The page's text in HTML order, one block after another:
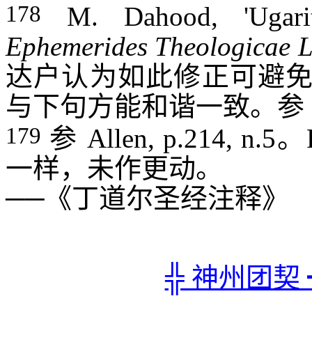
178
M. Dahood,
Ephemerides Theologicae
达户认为如此修正可避
与下句方能和谐一致。参
179 参 Allen, p.214, n.5。
一样，未作更动。
──《丁道尔圣经注释》
╬ 神州团